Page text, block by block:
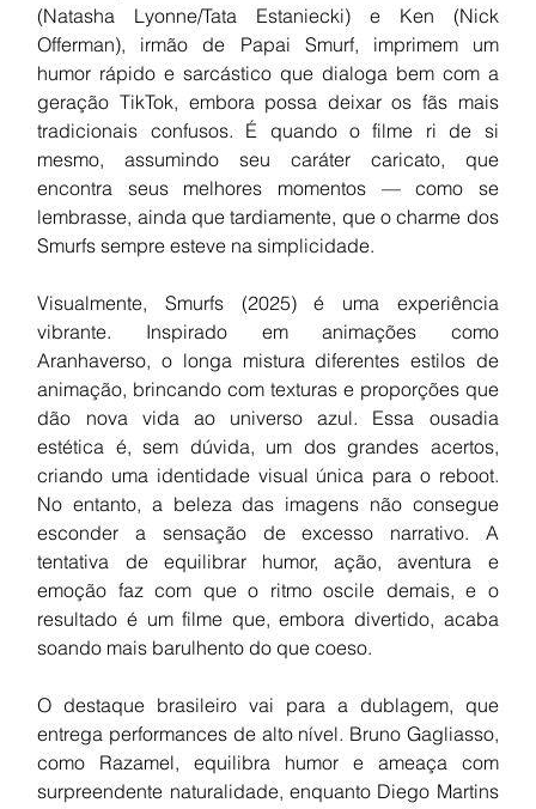
(Natasha Lyonne/Tata Estaniecki) e Ken (Nick
Offerman), irmão de Papai Smurf, imprimem um
humor rápido e sarcástico que dialoga bem com a
geração TikTok, embora possa deixar os fãs mais
tradicionais confusos. É quando o filme ri de si
mesmo, assumindo seu caráter caricato, que
encontra seus melhores momentos — como se
lembrasse, ainda que tardiamente, que o charme dos
Smurfs sempre esteve na simplicidade.
Visualmente, Smurfs (2025) é uma experiência
vibrante. Inspirado em animações como
Aranhaverso, o longa mistura diferentes estilos de
animação, brincando com texturas e proporções que
dão nova vida ao universo azul. Essa ousadia
estética é, sem dúvida, um dos grandes acertos,
criando uma identidade visual única para o reboot.
No entanto, a beleza das imagens não consegue
esconder a sensação de excesso narrativo. A
tentativa de equilibrar humor, ação, aventura e
emoção faz com que o ritmo oscile demais, e o
resultado é um filme que, embora divertido, acaba
soando mais barulhento do que coeso.
O destaque brasileiro vai para a dublagem, que
entrega performances de alto nível. Bruno Gagliasso,
como Razamel, equilibra humor e ameaça com
surpreendente naturalidade, enquanto Diego Martins